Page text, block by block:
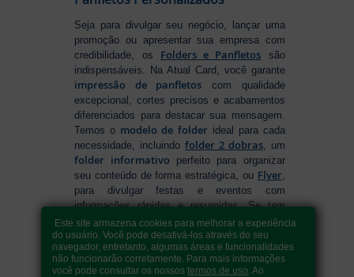
Seja para divulgar seu negócio, lançar uma
promoção ou apresentar sua empresa com
credibilidade, os Folders e Panfletos são
indispensáveis. Na Atual Card, você garante
impressão de panfletos com qualidade
excepcional, cortes precisos e acabamentos
diferenciados para destacar sua mensagem.
Temos o modelo de folder ideal para cada
necessidade, incluindofolder 2 dobras, um
folder informativo perfeito para organizar
seu conteúdo de forma estratégica, ou Flyer,
para divulgar festas e eventos com
informações rápidas e resumidas. Se tem
dúvidas sobrecomo fazer folders, conte
com nossa variedade de formatos e opções
para criar um material que realmente se
destaca. Produção ágil, entrega rápida e
Este site armazena cookies para melhorar a experiência
do usuário. Você pode desativá-los através do seu
navegador, entretanto, algumas áreas e funcionalidades
não funcionarão corretamente. Para mais informações
você pode consultar os nossostermos de uso. Ao